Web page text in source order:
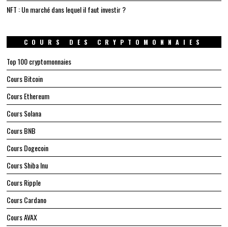
NFT : Un marché dans lequel il faut investir ?
COURS DES CRYPTOMONNAIES
Top 100 cryptomonnaies
Cours Bitcoin
Cours Ethereum
Cours Solana
Cours BNB
Cours Dogecoin
Cours Shiba Inu
Cours Ripple
Cours Cardano
Cours AVAX